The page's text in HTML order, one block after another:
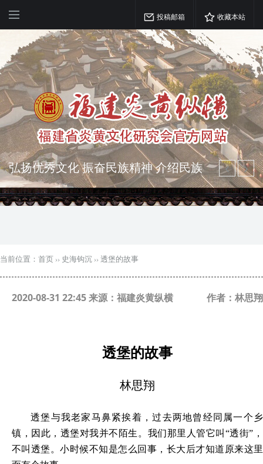
投稿邮箱 收藏本站
弘扬优秀文化 振奋民族精神 介绍民族
瑰宝 宣传中华精英
突出海西特色 报道台港澳侨 坚持古为
当前位置： 首页 ›› 史海钩沉 ›› 透堡的故事
2020-08-31 22:45 来源：福建炎黄纵横 作者：林思翔
透堡的故事
林思翔
透堡与我老家马鼻紧挨着，过去两地曾经同属一个乡
镇，因此，透堡对我并不陌生。我们那里人管它叫 “透街”，
不叫透堡。小时候不知是怎么回事，长大后才知道原来这里